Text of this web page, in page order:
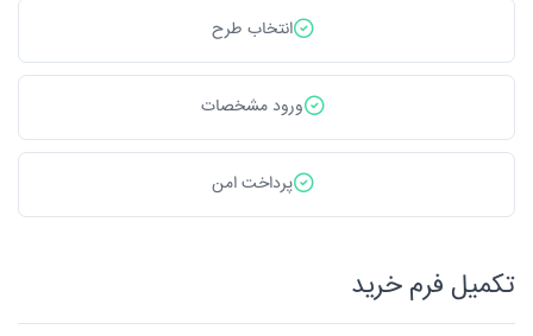
انتخاب طرح
ورود مشخصات
پرداخت امن
تکميل فرم خريد